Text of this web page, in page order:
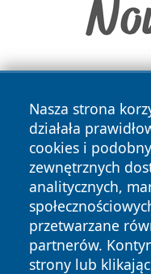
Nasza strona
działała
cookies i
zewnętrznych
analitycznych,
przetwarzane
partnerów.
strony lub
Copyright © 2026
News Autorzy